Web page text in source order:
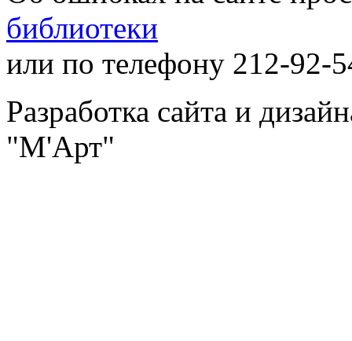
библиотеки
или по телефону 212-92-
Разработка сайта и
"М'Арт"